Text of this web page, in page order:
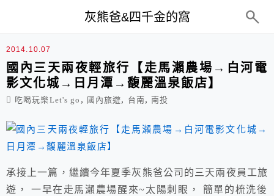
灰熊爸&四千金的窩
走馬瀨
2014.10.07
國內三天兩夜輕旅行【走馬瀨農場→白河電
影文化城→日月潭→馥麗溫泉飯店】
吃喝玩樂Let's go , 國內旅遊, 台南,南投
承接上一篇，繼續今年夏季灰熊爸公司的三天兩夜員工旅
遊， 一早在走馬瀨農場醒來~太陽刺眼， 簡單的梳洗後